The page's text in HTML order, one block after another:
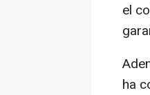
el
ha